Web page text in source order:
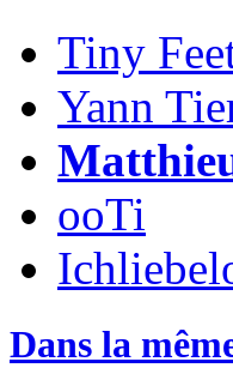
Tiny
Yann
ooTi
Dans la